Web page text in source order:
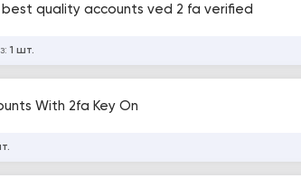
quality accounts ved 2 fa verified
1 шт.
With 2fa Key On